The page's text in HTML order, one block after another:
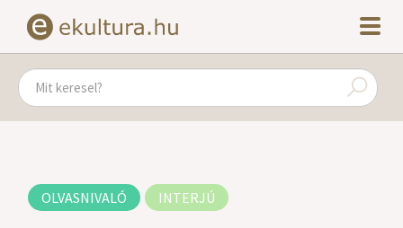
OLVASNIVALÓ INTERJÚ